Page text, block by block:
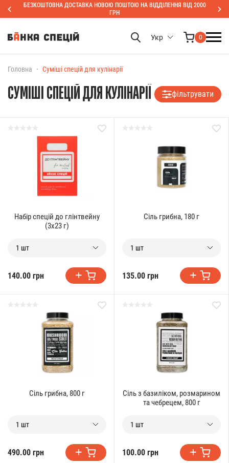
БЕЗКОШТОВНА ДОСТАВКА НОВОЮ ПОШТОЮ НА ВІДДІЛЕННЯ ВІД 2000
ГРН
Укр 0
Головна Суміші спецій для кулінарії
СУМІШІ СПЕЦІЙ ДЛЯ КУЛІНАРІЇ фільтрувати
Набір спецій до глінтвейну
(3х23 г)
1 шт
140.00 грн
Сіль грибна, 180 г
1 шт
135.00 грн
Сіль грибна, 800 г
1 шт
490.00 грн
Сіль з базиліком, розмарином
та чебрецем, 800 г
1 шт
100.00 грн